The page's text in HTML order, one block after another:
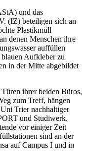
und das
(IZ) beteiligen sich an
Plastikmüll
denen Menschen ihre
auffüllen
Aufkleber zu
in der Mitte abgebildet
ihrer beiden Büros,
zum Treff, hängen
Trier nachhaltiger
und Studiwerk.
vor einiger Zeit
sind an der
auf Campus I und in